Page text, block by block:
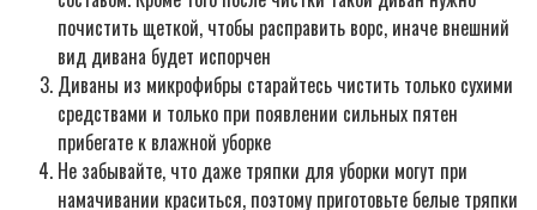
почистить щеткой, чтобы расправить ворс, иначе внешний
вид дивана будет испорчен
Диваны из микрофибры старайтесь чистить только сухими
средствами и только при появлении сильных пятен
прибегате к влажной уборке
Не забывайте, что даже тряпки для уборки могут при
намачивании краситься, поэтому приготовьте белые тряпки